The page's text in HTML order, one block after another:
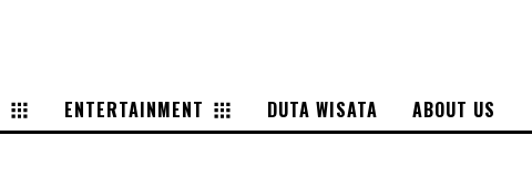
ENTERTAINMENT DUTA WISATA ABOUT US